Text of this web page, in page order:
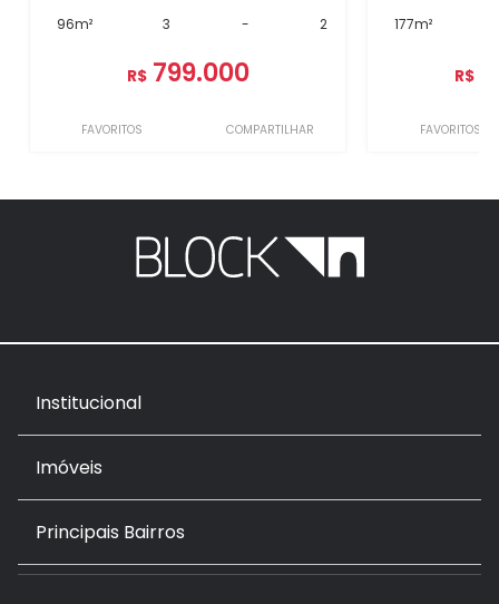
96m² 3 - 2
R$ 799.000
FAVORITOS COMPARTILHAR
177m²
R$
FAVORITOS
Institucional
Imóveis
Principais Bairros